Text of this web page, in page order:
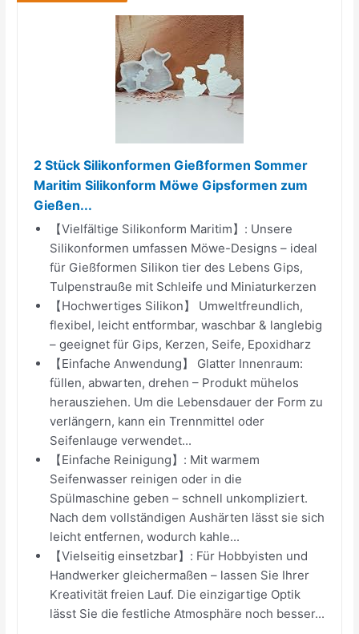
2 Stück Silikonformen Gießformen Sommer
Maritim Silikonform Möwe Gipsformen zum
Gießen...
【Vielfältige Silikonform Maritim】: Unsere
Silikonformen umfassen Möwe-Designs – ideal
für Gießformen Silikon tier des Lebens Gips,
Tulpenstrauße mit Schleife und Miniaturkerzen
【Hochwertiges Silikon】 Umweltfreundlich,
flexibel, leicht entformbar, waschbar & langlebig
– geeignet für Gips, Kerzen, Seife, Epoxidharz
【Einfache Anwendung】 Glatter Innenraum:
füllen, abwarten, drehen – Produkt mühelos
herausziehen. Um die Lebensdauer der Form zu
verlängern, kann ein Trennmittel oder
Seifenlauge verwendet...
【Einfache Reinigung】: Mit warmem
Seifenwasser reinigen oder in die
Spülmaschine geben – schnell unkompliziert.
Nach dem vollständigen Aushärten lässt sie sich
leicht entfernen, wodurch kahle...
【Vielseitig einsetzbar】: Für Hobbyisten und
Handwerker gleichermaßen – lassen Sie Ihrer
Kreativität freien Lauf. Die einzigartige Optik
lässt Sie die festliche Atmosphäre noch besser...